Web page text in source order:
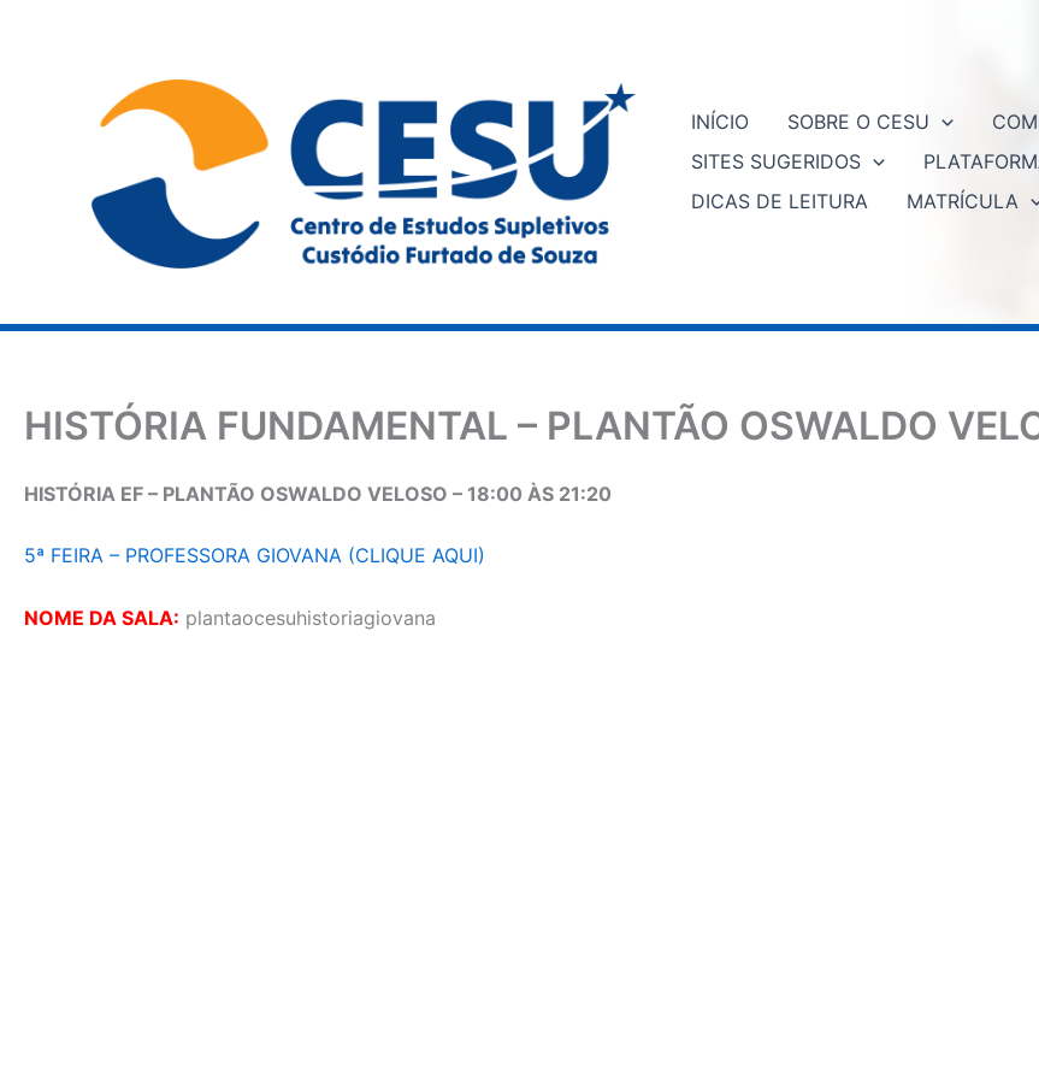
INÍCIO SOBRE O CESU
SITES SUGERIDOS
DICAS DE LEITURA
MATRÍCULA
HISTÓRIA FUNDAMENTAL – PLANTÃO OSWALDO
HISTÓRIA EF – PLANTÃO OSWALDO VELOSO – 18:00 ÀS 21:20
5ª FEIRA – PROFESSORA GIOVANA (CLIQUE AQUI)
NOME DA SALA: plantaocesuhistoriagiovana